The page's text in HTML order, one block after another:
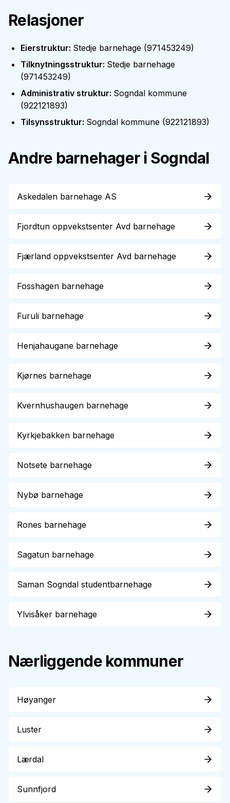
Relasjoner
Eierstruktur: Stedje barnehage (971453249)
Tilknytningsstruktur: Stedje barnehage
(971453249)
Administrativ struktur: Sogndal kommune
(922121893)
Tilsynsstruktur: Sogndal kommune (922121893)
Andre barnehager i Sogndal
Askedalen barnehage AS
Fjordtun oppvekstsenter Avd barnehage
Fjærland oppvekstsenter Avd barnehage
Fosshagen barnehage
Furuli barnehage
Henjahaugane barnehage
Kjørnes barnehage
Kvernhushaugen barnehage
Kyrkjebakken barnehage
Notsete barnehage
Nybø barnehage
Rones barnehage
Sagatun barnehage
Saman Sogndal studentbarnehage
Ylvisåker barnehage
Nærliggende kommuner
Høyanger
Luster
Lærdal
Sunnfjord